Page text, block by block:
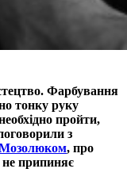
Фарбування
тонку руку
пройти,
з
, про
не припиняє